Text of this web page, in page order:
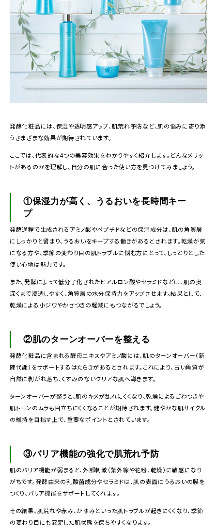
発酵化粧品には、保湿や透明感アップ、肌荒れ予防など、肌の悩みに寄り添
うさまざまな効果が期待されています。
ここでは、代表的な4つの美容効果をわかりやすく紹介します。どんなメリッ
トがあるのかを理解し、自分の肌に合った使い方を見つけてみましょう。
①保湿力が高く、うるおいを長時間キー
プ
発酵過程で生成されるアミノ酸やペプチドなどの保湿成分は、肌の角質層
にしっかりと留まり、うるおいをキープする働きがあるとされます。乾燥が気
になる方や、季節の変わり目の肌トラブルに悩む方にとって、しっとりとした
使い心地は魅力です。
また、発酵によって低分子化されたヒアルロン酸やセラミドなどは、肌の奥
深くまで浸透しやすく、角質層の水分保持力をアップさせます。結果として、
乾燥による小ジワやかさつきの軽減にもつながるでしょう。
②肌のターンオーバーを整える
発酵化粧品に含まれる酵母エキスやアミノ酸には、肌のターンオーバー（新
陳代謝）をサポートするはたらきがあるとされます。これにより、古い角質が
自然に剥がれ落ち、くすみのないクリアな肌へ導きます。
ターンオーバーが整うと、肌のキメが乱れにくくなり、乾燥によるごわつきや
肌トーンのムラも目立ちにくくなることが期待されます。健やかな肌サイクル
の維持を目指す上で、重要なポイントとされています。
③バリア機能の強化で肌荒れ予防
肌のバリア機能が弱まると、外部刺激（紫外線や花粉、乾燥）に敏感になり
がちです。発酵由来の乳酸菌成分やセラミドは、肌の表面にうるおいの膜を
つくり、バリア機能をサポートしてくれます。
その結果、肌荒れや赤み、かゆみといった肌トラブルが起きにくくなり、季節
の変わり目にも安定した肌状態を保ちやすくなります。